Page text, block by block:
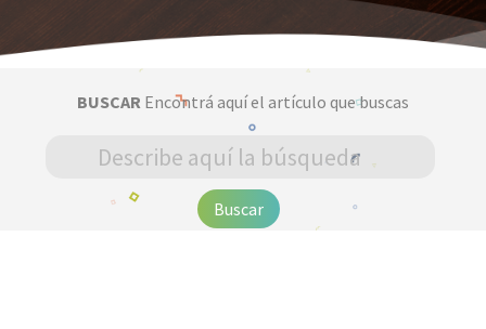
BUSCAR Encontrá aquí el artículo que buscas
Buscar